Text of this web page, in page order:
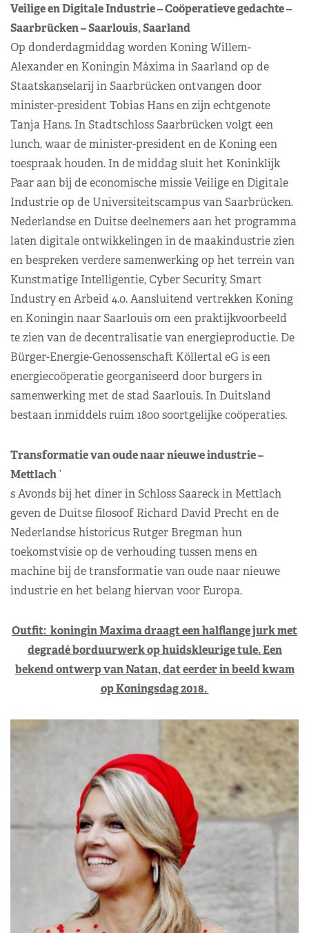
Veilige en Digitale Industrie – Coöperatieve gedachte –
Saarbrücken – Saarlouis, Saarland
Op donderdagmiddag worden Koning Willem-
Alexander en Koningin Máxima in Saarland op de
Staatskanselarij in Saarbrücken ontvangen door
minister-president Tobias Hans en zijn echtgenote
Tanja Hans. In Stadtschloss Saarbrücken volgt een
lunch, waar de minister-president en de Koning een
toespraak houden. In de middag sluit het Koninklijk
Paar aan bij de economische missie Veilige en Digitale
Industrie op de Universiteitscampus van Saarbrücken.
Nederlandse en Duitse deelnemers aan het programma
laten digitale ontwikkelingen in de maakindustrie zien
en bespreken verdere samenwerking op het terrein van
Kunstmatige Intelligentie, Cyber Security, Smart
Industry en Arbeid 4.0. Aansluitend vertrekken Koning
en Koningin naar Saarlouis om een praktijkvoorbeeld
te zien van de decentralisatie van energieproductie. De
Bürger-Energie-Genossenschaft Köllertal eG is een
energiecoöperatie georganiseerd door burgers in
samenwerking met de stad Saarlouis. In Duitsland
bestaan inmiddels ruim 1800 soortgelijke coöperaties.
Transformatie van oude naar nieuwe industrie –
Mettlach’
s Avonds bij het diner in Schloss Saareck in Mettlach
geven de Duitse filosoof Richard David Precht en de
Nederlandse historicus Rutger Bregman hun
toekomstvisie op de verhouding tussen mens en
machine bij de transformatie van oude naar nieuwe
industrie en het belang hiervan voor Europa.
Outfit: koningin Maxima draagt een halflange jurk met
degradé borduurwerk op huidskleurige tule. Een
bekend ontwerp van Natan, dat eerder in beeld kwam
op Koningsdag 2018.